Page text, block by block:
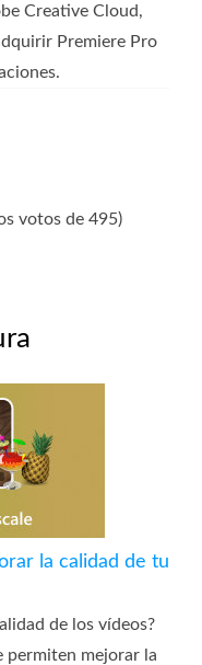
Creative Cloud,
Premiere Pro
votos de 495)
la calidad de tu
de los vídeos?
permiten mejorar la